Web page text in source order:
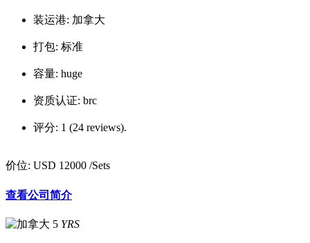
装运港: 加拿大
打包: 标准
容量: huge
资质认证: brc
评分: 1 (24 reviews).
价位: USD 12000 /Sets
查看公司简介
5 YRS